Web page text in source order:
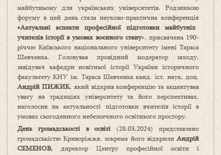
майбутньому для українських університетів. Родзинкою
форуму в цей день стала науково-практична конференція
«Актуальні аспекти професійної підготовки майбутніх
учителів історії в умовах воєнного стану», присвячена 190-
річчю Київського національного університету імені Тараса
Шевченка. Головував провідний модератор заходу,
завідувач кафедри новітньої історії України історичного
факультету КНУ ім. Тараса Шевченка канд. іст. наук, доц.
Андрій ПИЖИК, який відкрив конференцію та акцентував
увагу на традиціях університету та його перспективах,
наголосив на актуальності підготовки вчителів історії в
умовах сьогоденного небезпечного освітнього простору.
День громадськості в освіті(28.03.2024) представлено
громадськістю Криворіжжя, зокрема його відкрили Андрій
СЕМЕНОВ, директор Центру професійної освіти і